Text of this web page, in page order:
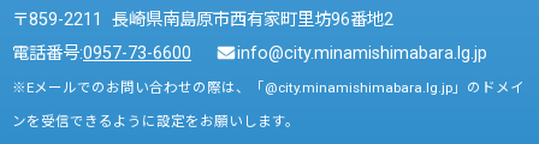
〒859-2211 長崎県南島原市西有家町里坊96番地2
電話番号:0957-73-6600 info@city.minamishimabara.lg.jp
※Eメールでのお問い合わせの際は、「@city.minamishimabara.lg.jp」のドメイ
ンを受信できるように設定をお願いします。